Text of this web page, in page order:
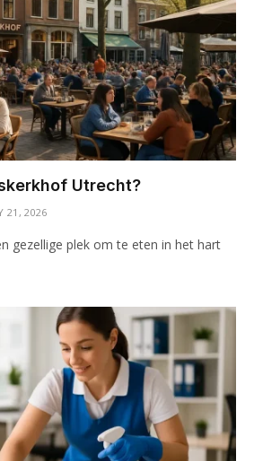
Utrecht?
21, 2026
gezellige plek om te eten in het hart